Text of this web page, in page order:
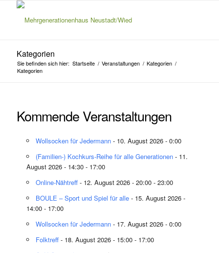
Kategorien
Sie befinden sich hier: Startseite / Veranstaltungen / Kategorien /
Kategorien
Kommende Veranstaltungen
Wollsocken für Jedermann- 10. August 2026 - 0:00
(Familien-) Kochkurs-Reihe für alle Generationen- 11.
August 2026 - 14:30 - 17:00
Online-Nähtreff- 12. August 2026 - 20:00 - 23:00
BOULE – Sport und Spiel für alle- 15. August 2026 -
14:00 - 17:00
Wollsocken für Jedermann- 17. August 2026 - 0:00
Folktreff- 18. August 2026 - 15:00 - 17:00